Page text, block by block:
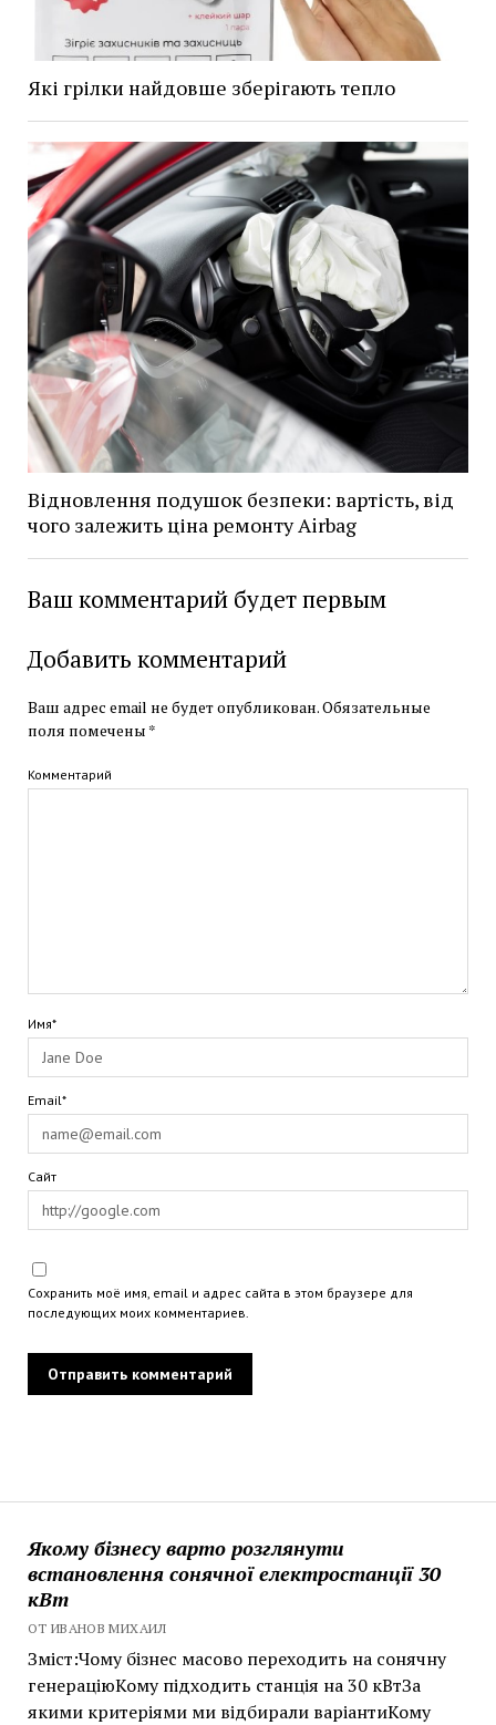
Якому бізнесу варто розглянути
встановлення сонячної електростанції 30
кВт
ОТ ИВАНОВ МИХАИЛ
Зміст:Чому бізнес масово переходить на сонячну
генераціюКому підходить станція на 30 кВтЗа
якими критеріями ми відбирали варіантиКому
Які грілки найдовше зберігають тепло
Відновлення подушок безпеки: вартість, від
чого залежить ціна ремонту Airbag
Ваш комментарий будет первым
Добавить комментарий
Ваш адрес email не будет опубликован.Обязательные
поля помечены *
Комментарий
Имя*
Email*
Сайт
Сохранить моё имя, email и адрес сайта в этом браузере для
последующих моих комментариев.